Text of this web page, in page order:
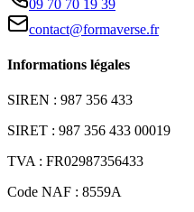
09 70 70 19 39
contact@formaverse.fr
Informations légales
SIREN : 987 356 433
SIRET : 987 356 433 00019
TVA : FR02987356433
Code NAF : 8559A